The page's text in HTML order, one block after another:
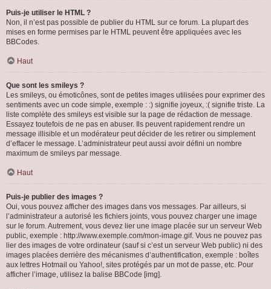
Puis-je utiliser le HTML ?
Non, il n’est pas possible de publier du HTML sur ce forum. La plupart des
mises en forme permises par le HTML peuvent être appliquées avec les
BBCodes.
Haut
Que sont les smileys ?
Les smileys, ou émoticônes, sont de petites images utilisées pour exprimer des
sentiments avec un code simple, exemple : :) signifie joyeux, :( signifie triste. La
liste complète des smileys est visible sur la page de rédaction de message.
Essayez toutefois de ne pas en abuser. Ils peuvent rapidement rendre un
message illisible et un modérateur peut décider de les retirer ou simplement
d’effacer le message. L’administrateur peut aussi avoir défini un nombre
maximum de smileys par message.
Haut
Puis-je publier des images ?
Oui, vous pouvez afficher des images dans vos messages. Par ailleurs, si
l’administrateur a autorisé les fichiers joints, vous pouvez charger une image
sur le forum. Autrement, vous devez lier une image placée sur un serveur Web
public, exemple : http://www.exemple.com/mon-image.gif. Vous ne pouvez pas
lier des images de votre ordinateur (sauf si c’est un serveur Web public) ni des
images placées derrière des mécanismes d’authentification, exemple : boîtes
aux lettres Hotmail ou Yahoo!, sites protégés par un mot de passe, etc. Pour
afficher l’image, utilisez la balise BBCode [img].